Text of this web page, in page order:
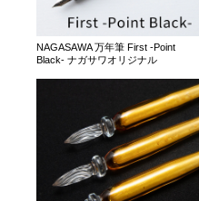
NAGASAWA 万年筆 First -Point
Black- ナガサワオリジナル